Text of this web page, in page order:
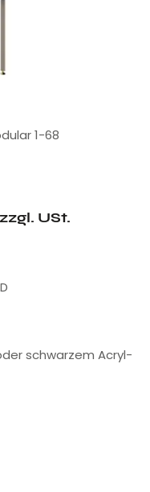
1-68
zzgl. USt.
schwarzem Acryl-